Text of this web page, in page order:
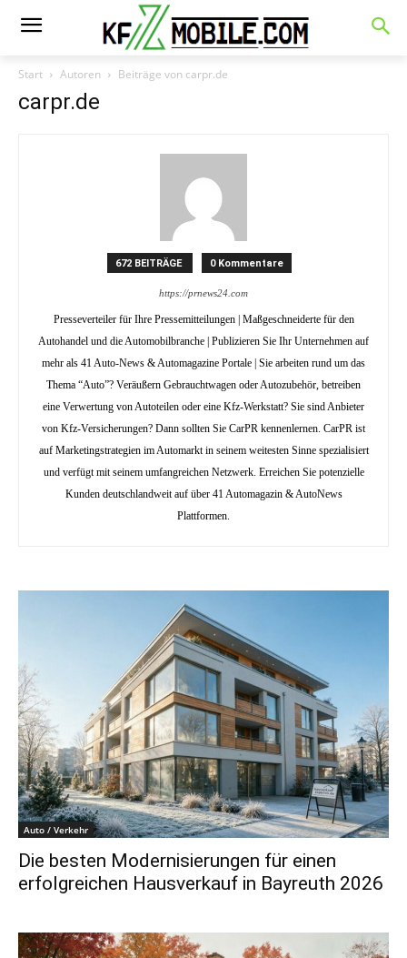
Start Autoren Beiträge von carpr.de
carpr.de
672 BEITRÄGE 0 Kommentare
https://prnews24.com
Presseverteiler für Ihre Pressemitteilungen | Maßgeschneiderte für den
Autohandel und die Automobilbranche | Publizieren Sie Ihr Unternehmen auf
mehr als 41 Auto-News & Automagazine Portale | Sie arbeiten rund um das
Thema “Auto”? Veräußern Gebrauchtwagen oder Autozubehör, betreiben
eine Verwertung von Autoteilen oder eine Kfz-Werkstatt? Sie sind Anbieter
von Kfz-Versicherungen? Dann sollten Sie CarPR kennenlernen. CarPR ist
auf Marketingstrategien im Automarkt in seinem weitesten Sinne spezialisiert
und verfügt mit seinem umfangreichen Netzwerk. Erreichen Sie potenzielle
Kunden deutschlandweit auf über 41 Automagazin & AutoNews
Plattformen.
Auto / Verkehr
Die besten Modernisierungen für einen
erfolgreichen Hausverkauf in Bayreuth 2026